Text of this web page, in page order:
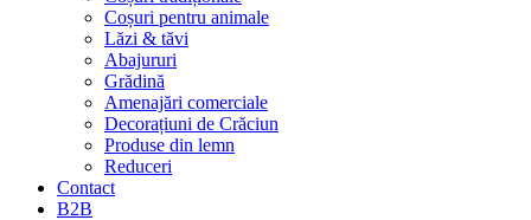
Coșuri pentru animale
Lăzi & tăvi
Abajururi
Grădină
Amenajări comerciale
Decorațiuni de Crăciun
Produse din lemn
Reduceri
Contact
B2B